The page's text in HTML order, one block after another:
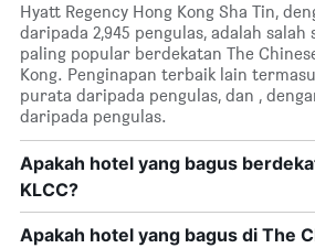
Hyatt Regency Hong Kong Sha Tin,
daripada 2,945 pengulas, adalah salah
paling popular berdekatan The
Kong. Penginapan terbaik lain
purata daripada pengulas, dan ,
daripada pengulas.
Apakah hotel yang bagus
KLCC?
Apakah hotel yang bagus di The